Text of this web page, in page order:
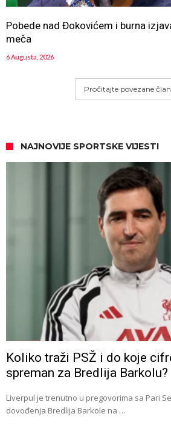
Pobede nad Đokovićem i burna
meča
6 Augusta, 2026
Pročitajte povezane
NAJNOVIJE SPORTSKE VIJESTI
Koliko traži PSŽ i do koje
spreman za Bredlija Barkolu?
Liverpul je trenutno u pregovorima sa Pari
dovođenja Bredlija Barkole na …